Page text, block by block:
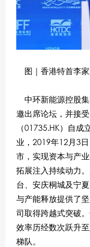
图｜香港特首李
中环新能源控股
邀出席论坛，并接
（01735.HK）自
业，2019年12月3
市，实现资本与产
拓展注入持续动力
台、安庆桐城及宁
与产能释放提供了
司取得跨越式突破
效率历经数次跃升
梯队。